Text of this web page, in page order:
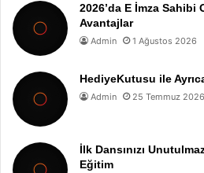
2026’da E İmza Sahibi
Avantajlar
Admin 1 Ağustos 2026
HediyeKutusu ile
Admin 25 Temmuz 2026
İlk Dansınızı
Eğitim